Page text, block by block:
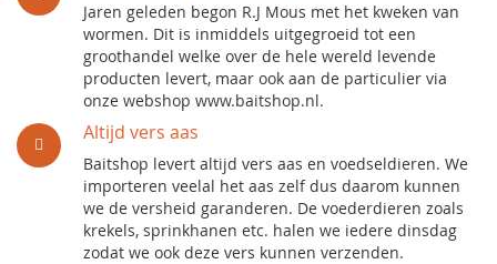
Jaren geleden begon R.J Mous met het kweken van
wormen. Dit is inmiddels uitgegroeid tot een
groothandel welke over de hele wereld levende
producten levert, maar ook aan de particulier via
onze webshop www.baitshop.nl.
Altijd vers aas
Baitshop levert altijd vers aas en voedseldieren. We
importeren veelal het aas zelf dus daarom kunnen
we de versheid garanderen. De voederdieren zoals
krekels, sprinkhanen etc. halen we iedere dinsdag
zodat we ook deze vers kunnen verzenden.